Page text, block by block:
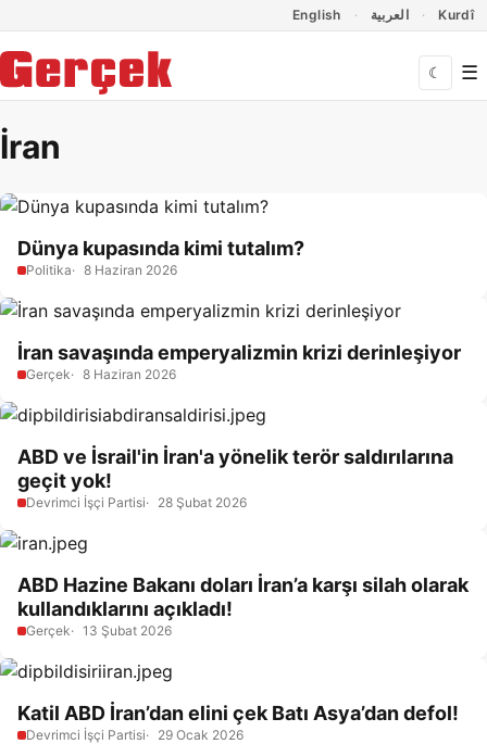
English العربية Kurdî
☾ ☰
İran
Dünya kupasında kimi tutalım?
Politika 8 Haziran 2026
İran savaşında emperyalizmin krizi derinleşiyor
Gerçek 8 Haziran 2026
ABD ve İsrail'in İran'a yönelik terör saldırılarına
geçit yok!
Devrimci İşçi Partisi 28 Şubat 2026
ABD Hazine Bakanı doları İran’a karşı silah olarak
kullandıklarını açıkladı!
Gerçek 13 Şubat 2026
Katil ABD İran’dan elini çek Batı Asya’dan defol!
Devrimci İşçi Partisi 29 Ocak 2026